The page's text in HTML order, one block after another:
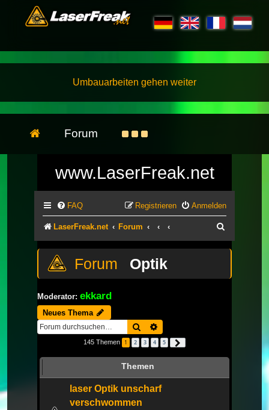
Umbauarbeiten gehen weiter
Forum
www.LaserFreak.net
FAQ Anmelden
Registrieren
LaserFreak.net Forum
Optik
Moderator: ekkard
Neues Thema
Suche
145 Themen 1 2 3 4 5
Themen
laser Optik unscharf
verschwommen